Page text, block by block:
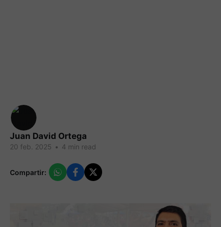
Juan David Ortega
20 feb. 2025 • 4 min read
Compartir: